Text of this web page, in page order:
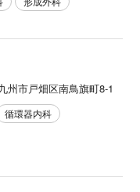
州市戸畑区南鳥旗町8-1
循環器内科